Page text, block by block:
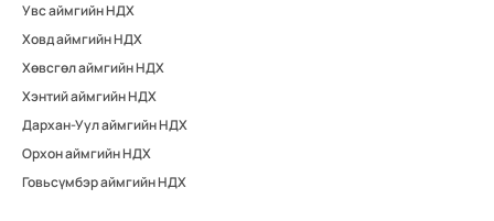
Увс аймгийн НДХ
Ховд аймгийн НДХ
Хөвсгөл аймгийн НДХ
Хэнтий аймгийн НДХ
Дархан-Уул аймгийн НДХ
Орхон аймгийн НДХ
Говьсүмбэр аймгийн НДХ